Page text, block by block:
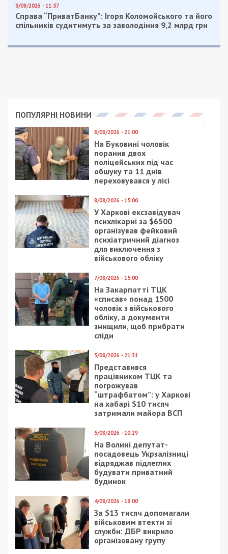
9/08/2026 - 11:57
Справа “ПриватБанку”: Ігоря Коломойського та його
спільників судитимуть за заволодіння 9,2 млрд грн
ПОПУЛЯРНІ НОВИНИ
8/08/2026 - 21:00
На Буковині чоловік
поранив двох
поліцейських під час
обшуку та 11 днів
переховувався у лісі
8/08/2026 - 15:00
У Харкові ексзавідувач
психлікарні за $6500
організував фейковий
психіатричний діагноз
для виключення з
військового обліку
7/08/2026 - 15:00
На Закарпатті ТЦК
«списав» понад 1500
чоловік з військового
обліку, а документи
знищили, щоб прибрати
сліди
5/08/2026 - 21:31
Представився
працівником ТЦК та
погрожував
“штрафбатом”: у Харкові
на хабарі $10 тисяч
затримали майора ВСП
5/08/2026 - 10:29
На Волині депутат-
посадовець Укрзалізниці
відряджав підлеглих
будувати приватний
будинок
4/08/2026 - 18:00
За $13 тисяч допомагали
військовим втекти зі
служби: ДБР викрило
організовану групу